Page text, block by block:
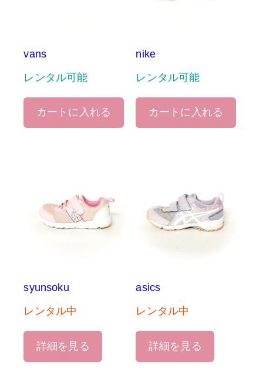
vans
レンタル可能
カートに入れる
nike
レンタル可能
カートに入れる
syunsoku
レンタル中
詳細を見る
asics
レンタル中
詳細を見る